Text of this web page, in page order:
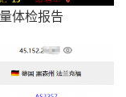
体检报告